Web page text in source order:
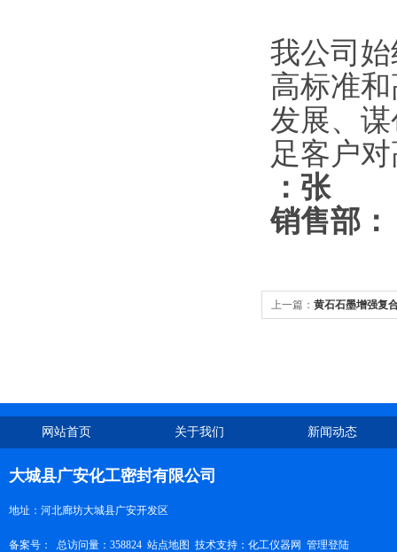
我公司
高标准
发展、
足客户
：张
销售部
上一篇： 黄石石墨增强复
网站首页 关于我们 新闻动态
大城县广安化工密封有限公司
地址：河北廊坊大城县广安开发区
备案号： 总访问量：358824 站点地图 技术支持： 化工仪器网 管理登陆